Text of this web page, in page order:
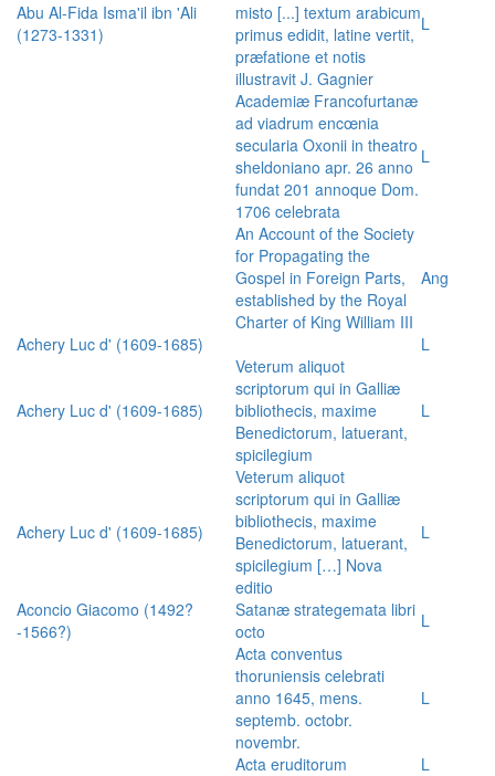
Abu Al-Fida Isma'il ibn 'Ali
(1273-1331)
misto [...] textum arabicum
primus edidit, latine vertit,
præfatione et notis
illustravit J. Gagnier
L
Academiæ Francofurtanæ
ad viadrum encœnia
secularia Oxonii in theatro
sheldoniano apr. 26 anno
fundat 201 annoque Dom.
1706 celebrata
L
An Account of the Society
for Propagating the
Gospel in Foreign Parts,
established by the Royal
Charter of King William III
Ang
Achery Luc d' (1609-1685) L
Achery Luc d' (1609-1685)
Veterum aliquot
scriptorum qui in Galliæ
bibliothecis, maxime
Benedictorum, latuerant,
spicilegium
L
Achery Luc d' (1609-1685)
Veterum aliquot
scriptorum qui in Galliæ
bibliothecis, maxime
Benedictorum, latuerant,
spicilegium […] Nova
editio
L
Aconcio Giacomo (1492?
-1566?)
Satanæ strategemata libri
octo
L
Acta conventus
thoruniensis celebrati
anno 1645, mens.
septemb. octobr.
novembr.
L
Acta eruditorum
L